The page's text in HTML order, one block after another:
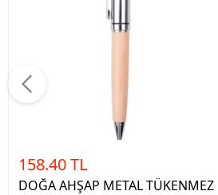
158.40 TL
DOĞA AHŞAP METAL TÜKENMEZ